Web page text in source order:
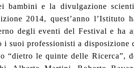
bambini e la divulgazione
2014, quest’anno l’Istituto
degli eventi del Festival e ha
suoi professionisti a disposizione
le quinte delle Ricerca”,